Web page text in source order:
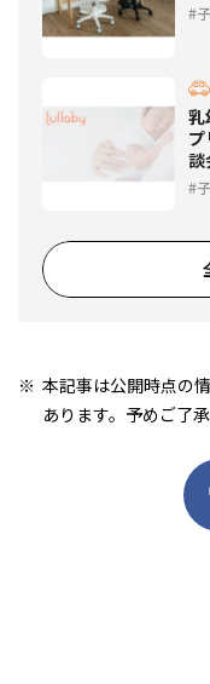
乳
談
談
本記事は公開時点の
あります。予めご了承